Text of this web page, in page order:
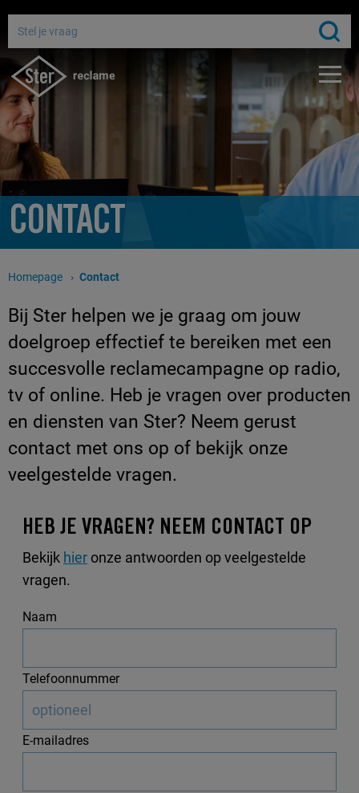
Bereik miljoenen Nederlanders
Adverteren bij de publieke omroep
Gratis media-advies
CONTACT
Homepage Huidige pagina:
Contact
Bij Ster helpen we je graag om jouw
doelgroep effectief te bereiken met een
succesvolle reclamecampagne op radio,
tv of online. Heb je vragen over producten
en diensten van Ster? Neem gerust
contact met ons op of bekijk onze
veelgestelde vragen.
HEB JE VRAGEN? NEEM CONTACT OP
Bekijk hier onze antwoorden op veelgestelde
vragen.
Naam
Telefoonnummer
E-mailadres